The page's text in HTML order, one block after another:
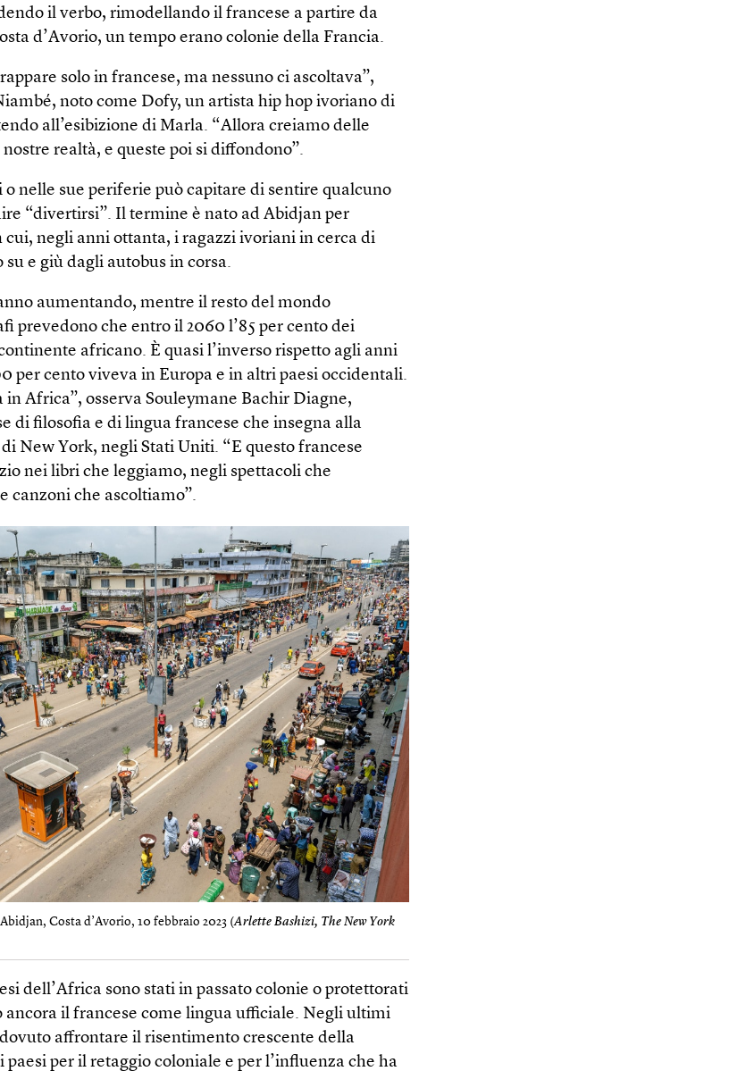
il verbo, rimodellando il francese a partire da
d’Avorio, un tempo erano colonie della Francia.
solo in francese, ma nessuno ci ascoltava”,
noto come Dofy, un artista hip hop ivoriano di
all’esibizione di Marla. “Allora creiamo delle
realtà, e queste poi si diffondono”.
o nelle sue periferie può capitare di sentire qualcuno
“divertirsi”. Il termine è nato ad Abidjan per
negli anni ottanta, i ragazzi ivoriani in cerca di
e giù dagli autobus in corsa.
aumentando, mentre il resto del mondo
prevedono che entro il 2060 l’85 per cento dei
africano. È quasi l’inverso rispetto agli anni
per cento viveva in Europa e in altri paesi occidentali.
in Africa”, osserva Souleymane Bachir Diagne,
di filosofia e di lingua francese che insegna alla
New York, negli Stati Uniti. “E questo francese
nei libri che leggiamo, negli spettacoli che
canzoni che ascoltiamo”.
Costa d’Avorio, 10 febbraio 2023 (Arlette Bashizi, The New York
dell’Africa sono stati in passato colonie o protettorati
ancora il francese come lingua ufficiale. Negli ultimi
affrontare il risentimento crescente della
per il retaggio coloniale e per l’influenza che ha